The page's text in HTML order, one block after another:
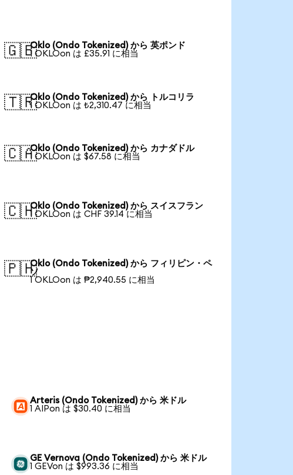
🇬🇧Oklo (Ondo Tokenized) から 英ポンド
1 OKLOon は £35.91 に相当
🇹🇷Oklo (Ondo Tokenized) から トルコリラ
1 OKLOon は ₺2,310.47 に相当
🇨🇦Oklo (Ondo Tokenized) から カナダドル
1 OKLOon は $67.58 に相当
🇨🇭Oklo (Ondo Tokenized) から スイスフラン
1 OKLOon は CHF 39.14 に相当
🇵🇭Oklo (Ondo Tokenized) から フィリピン・ペ
ソ
1 OKLOon は ₱2,940.55 に相当
Arteris (Ondo Tokenized) から 米ドル
1 AIPon は $30.40 に相当
GE Vernova (Ondo Tokenized) から 米ドル
1 GEVon は $993.36 に相当